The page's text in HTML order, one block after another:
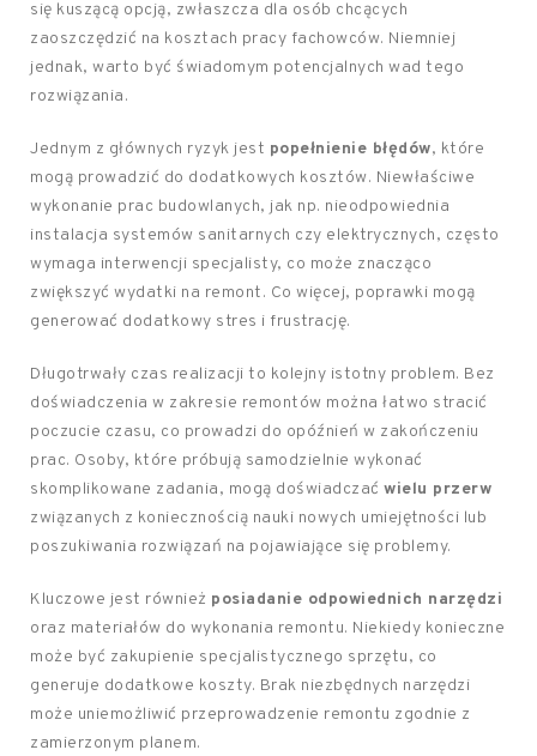
się kuszącą opcją, zwłaszcza dla osób chcących
zaoszczędzić na kosztach pracy fachowców. Niemniej
jednak, warto być świadomym potencjalnych wad tego
rozwiązania.
Jednym z głównych ryzyk jest popełnienie błędów, które
mogą prowadzić do dodatkowych kosztów. Niewłaściwe
wykonanie prac budowlanych, jak np. nieodpowiednia
instalacja systemów sanitarnych czy elektrycznych, często
wymaga interwencji specjalisty, co może znacząco
zwiększyć wydatki na remont. Co więcej, poprawki mogą
generować dodatkowy stres i frustrację.
Długotrwały czas realizacji to kolejny istotny problem. Bez
doświadczenia w zakresie remontów można łatwo stracić
poczucie czasu, co prowadzi do opóźnień w zakończeniu
prac. Osoby, które próbują samodzielnie wykonać
skomplikowane zadania, mogą doświadczać wielu przerw
związanych z koniecznością nauki nowych umiejętności lub
poszukiwania rozwiązań na pojawiające się problemy.
Kluczowe jest również posiadanie odpowiednich narzędzi
oraz materiałów do wykonania remontu. Niekiedy konieczne
może być zakupienie specjalistycznego sprzętu, co
generuje dodatkowe koszty. Brak niezbędnych narzędzi
może uniemożliwić przeprowadzenie remontu zgodnie z
zamierzonym planem.